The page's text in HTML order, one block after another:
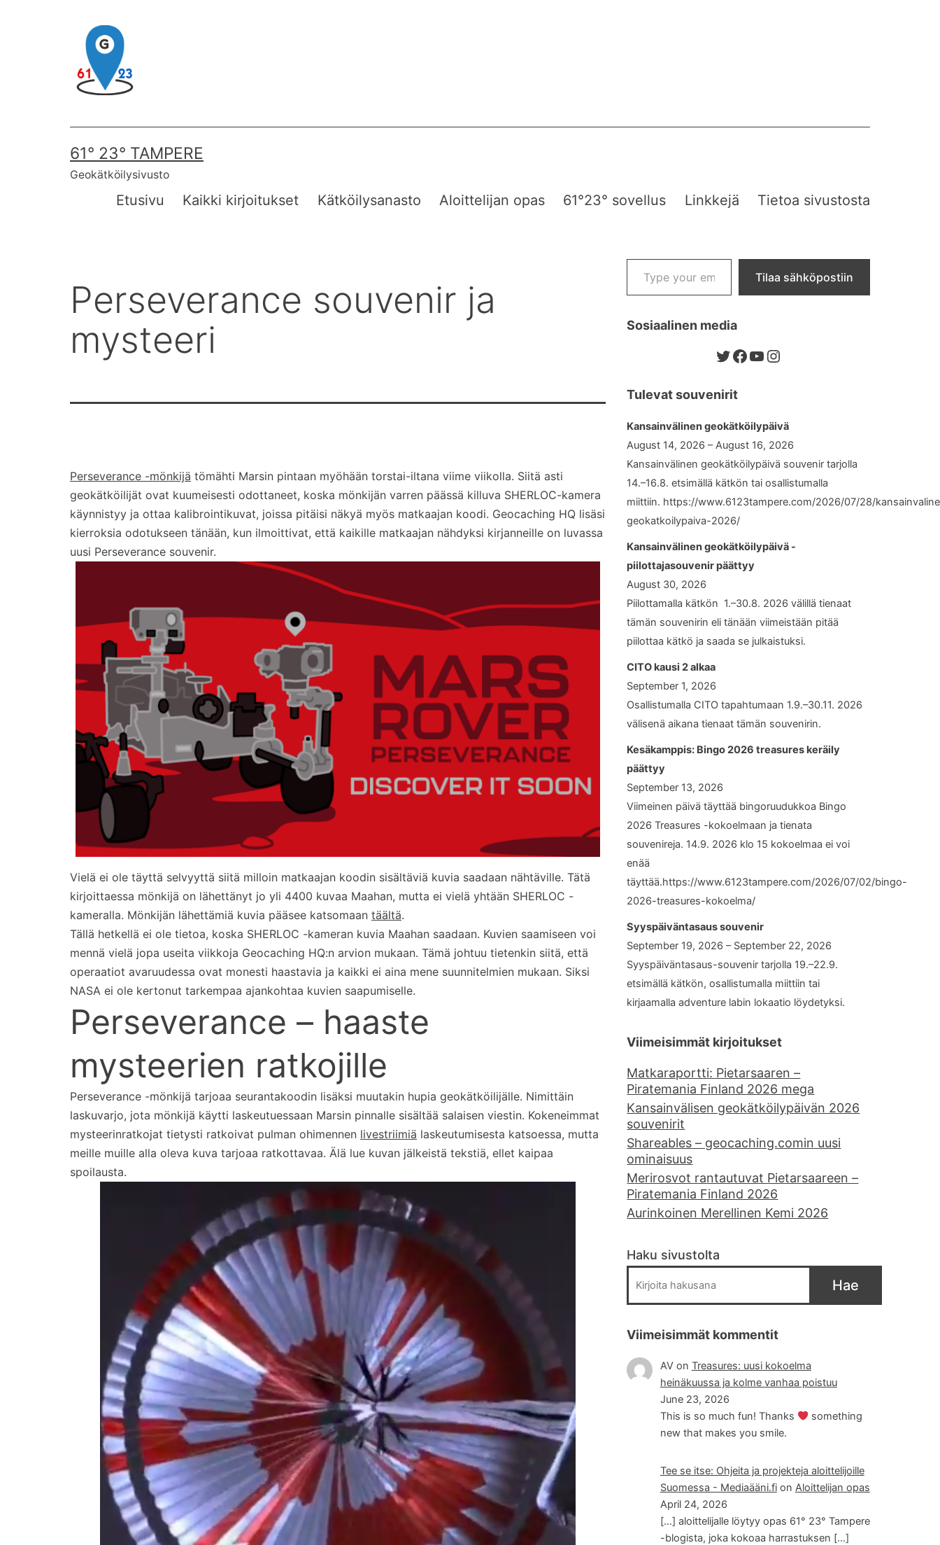
61° 23° TAMPERE
Geokätköilysivusto
Etusivu Kaikki kirjoitukset Kätköilysanasto Aloittelijan opas 61°23° sovellus Linkkejä Tietoa sivustosta
Perseverance souvenir ja
mysteeri
Perseverance -mönkijä tömähti Marsin pintaan myöhään torstai-iltana viime viikolla. Siitä asti
geokätköilijät ovat kuumeisesti odottaneet, koska mönkijän varren päässä killuva SHERLOC-kamera
käynnistyy ja ottaa kalibrointikuvat, joissa pitäisi näkyä myös matkaajan koodi. Geocaching HQ lisäsi
kierroksia odotukseen tänään, kun ilmoittivat, että kaikille matkaajan nähdyksi kirjanneille on luvassa
uusi Perseverance souvenir.
Vielä ei ole täyttä selvyyttä siitä milloin matkaajan koodin sisältäviä kuvia saadaan nähtäville. Tätä
kirjoittaessa mönkijä on lähettänyt jo yli 4400 kuvaa Maahan, mutta ei vielä yhtään SHERLOC -
kameralla. Mönkijän lähettämiä kuvia pääsee katsomaan täältä.
Tällä hetkellä ei ole tietoa, koska SHERLOC -kameran kuvia Maahan saadaan. Kuvien saamiseen voi
mennä vielä jopa useita viikkoja Geocaching HQ:n arvion mukaan. Tämä johtuu tietenkin siitä, että
operaatiot avaruudessa ovat monesti haastavia ja kaikki ei aina mene suunnitelmien mukaan. Siksi
NASA ei ole kertonut tarkempaa ajankohtaa kuvien saapumiselle.
Perseverance – haaste
mysteerien ratkojille
Perseverance -mönkijä tarjoaa seurantakoodin lisäksi muutakin hupia geokätköilijälle. Nimittäin
laskuvarjo, jota mönkijä käytti laskeutuessaan Marsin pinnalle sisältää salaisen viestin. Kokeneimmat
mysteerinratkojat tietysti ratkoivat pulman ohimennen livestriimiä laskeutumisesta katsoessa, mutta
meille muille alla oleva kuva tarjoaa ratkottavaa. Älä lue kuvan jälkeistä tekstiä, ellet kaipaa
spoilausta.
Type your email…
Tilaa sähköpostiin
Sosiaalinen media
Twitter
Facebook
YouTube
Instagram
Tulevat souvenirit
Kansainvälinen geokätköilypäivä
August 14, 2026 – August 16, 2026
Kansainvälinen geokätköilypäivä souvenir tarjolla
14.–16.8. etsimällä kätkön tai osallistumalla
miittiin. https://www.6123tampere.com/2026/07/28/
geokatkoilypaiva-2026/
Kansainvälinen geokätköilypäivä -
piilottajasouvenir päättyy
August 30, 2026
Piilottamalla kätkön 1.–30.8. 2026 välillä tienaat
tämän souvenirin eli tänään viimeistään pitää
piilottaa kätkö ja saada se julkaistuksi.
CITO kausi 2 alkaa
September 1, 2026
Osallistumalla CITO tapahtumaan 1.9.–30.11. 2026
välisenä aikana tienaat tämän souvenirin.
Kesäkamppis: Bingo 2026 treasures keräily
päättyy
September 13, 2026
Viimeinen päivä täyttää bingoruudukkoa Bingo
2026 Treasures -kokoelmaan ja tienata
souvenireja. 14.9. 2026 klo 15 kokoelmaa ei voi
enää
täyttää.https://www.6123tampere.com/2026/07/02/bingo-
2026-treasures-kokoelma/
Syyspäiväntasaus souvenir
September 19, 2026 – September 22, 2026
Syyspäiväntasaus-souvenir tarjolla 19.–22.9.
etsimällä kätkön, osallistumalla miittiin tai
kirjaamalla adventure labin lokaatio löydetyksi.
Viimeisimmät kirjoitukset
Matkaraportti: Pietarsaaren –
Piratemania Finland 2026 mega
Kansainvälisen geokätköilypäivän 2026
souvenirit
Shareables – geocaching.comin uusi
ominaisuus
Merirosvot rantautuvat Pietarsaareen –
Piratemania Finland 2026
Aurinkoinen Merellinen Kemi 2026
Haku sivustolta
Hae
Viimeisimmät kommentit
AVon Treasures: uusi kokoelma
heinäkuussa ja kolme vanhaa poistuu
June 23, 2026
This is so much fun! Thanks
something
new that makes you smile.
Tee se itse: Ohjeita ja projekteja aloittelijoille
Suomessa - Mediaääni.fion Aloittelijan opas
April 24, 2026
[…] aloittelijalle löytyy opas 61° 23° Tampere
-blogista, joka kokoaa harrastuksen […]